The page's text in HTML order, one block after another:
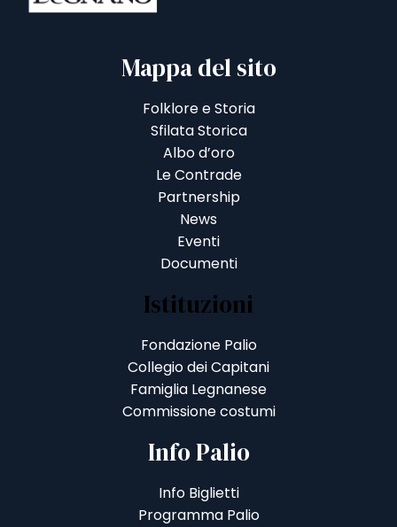
Mappa del sito
Folklore e Storia
Sfilata Storica
Albo d’oro
Le Contrade
Partnership
News
Eventi
Documenti
Istituzioni
Fondazione Palio
Collegio dei Capitani
Famiglia Legnanese
Commissione costumi
Info Palio
Info Biglietti
Programma Palio